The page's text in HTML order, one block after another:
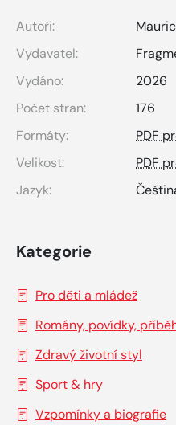
Autoři:
Vydavatel:
Vydáno:
2026
Počet stran:
176
Formáty:
PDF
Velikost:
PDF
Jazyk:
Kategorie
Pro děti a mládež
Romány, povídky,
Zdravý životní styl
Sport & hry
Vzpomínky a biografie